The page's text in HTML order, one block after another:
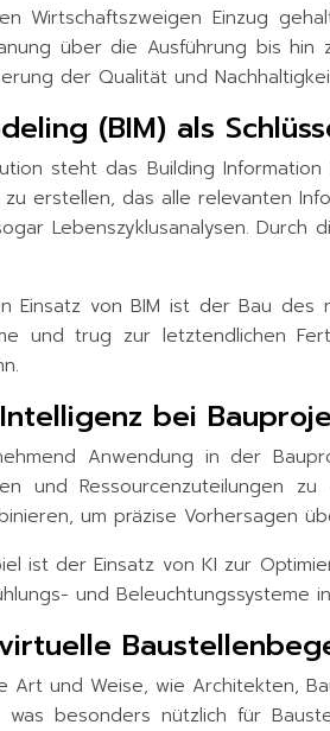
Wirtschaftszweigen Einzug
über die Ausführung bis
der Qualität und
(BIM) als
steht das Building
erstellen, das alle relevanten
Lebenszyklusanalysen.
Einsatz von BIM ist der Bau
und trug zur letztendlichen
bei
Anwendung in der
und Ressourcenzuteilungen
um präzise Vorhersagen
ist der Einsatz von KI zur
und
Art und Weise, wie Architekten,
besonders nützlich für